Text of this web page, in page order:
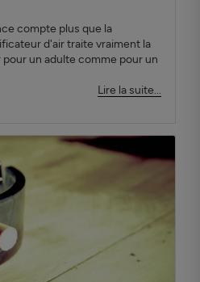
compte plus que la
d'air traite vraiment la
un adulte comme pour un
Lire la suite...